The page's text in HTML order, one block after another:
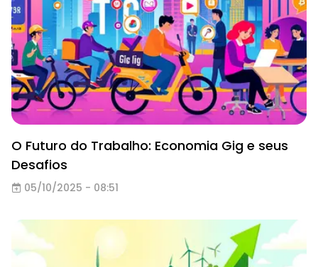
O Futuro do Trabalho: Economia Gig e seus
Desafios
05/10/2025 - 08:51